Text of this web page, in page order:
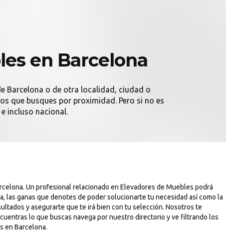
en Barcelona
Barcelona o de otra localidad, ciudad o
que busques por proximidad. Pero si no es
incluso nacional.
Un profesional relacionado en Elevadores de Muebles podrá
ganas que denotes de poder solucionarte tu necesidad así como la
y asegurarte que te irá bien con tu selección. Nosotros te
lo que buscas navega por nuestro directorio y ve filtrando los
en Barcelona.